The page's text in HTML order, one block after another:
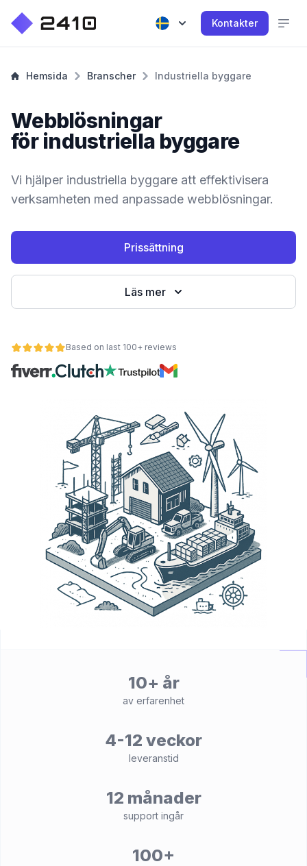
Kontakter
Hemsida Branscher Industriella byggare
Webblösningar
för industriella byggare
Vi hjälper industriella byggare att effektivisera
verksamheten med anpassade webblösningar.
Prissättning
Läs mer
Based on last 100+ reviews
10+ år
av erfarenhet
4-12 veckor
leveranstid
12 månader
support ingår
100+